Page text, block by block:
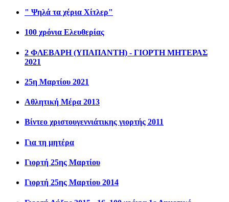
" Ψηλά τα χέρια Χίτλερ"
100 χρόνια Ελευθερίας
2 ΦΛΕΒΑΡΗ (ΥΠΑΠΑΝΤΗ) - ΓΙΟΡΤΗ ΜΗΤΕΡΑΣ
2021
25η Μαρτίου 2021
Αθλητική Μέρα 2013
Βίντεο χριστουγεννιάτικης γιορτής 2011
Για τη μητέρα
Γιορτή 25ης Μαρτίου
Γιορτή 25ης Μαρτίου 2014